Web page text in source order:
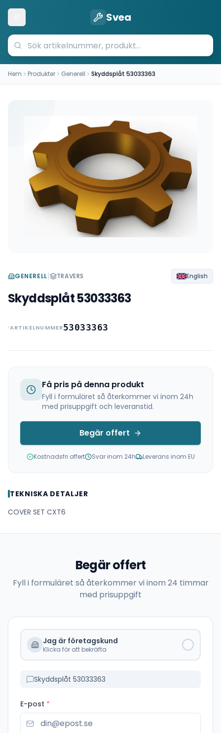
Öppna meny Svea
Hem Produkter Generell Skyddsplåt 53033363
GENERELL| TRAVERS English
Skyddsplåt 53033363
ARTIKELNUMMER53033363
Få pris på denna produkt
Fyll i formuläret så återkommer vi inom 24h
med prisuppgift och leveranstid.
Begär offert
Kostnadsfri offert Svar inom 24h Leverans inom EU
TEKNISKA DETALJER
COVER SET CXT6
Begär offert
Fyll i formuläret så återkommer vi inom 24 timmar
med prisuppgift
Jag är företagskund
Klicka för att bekräfta
Skyddsplåt 53033363
E-post *